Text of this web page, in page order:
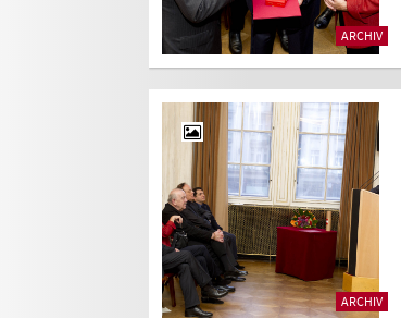
ARCHIV
ARCHIV